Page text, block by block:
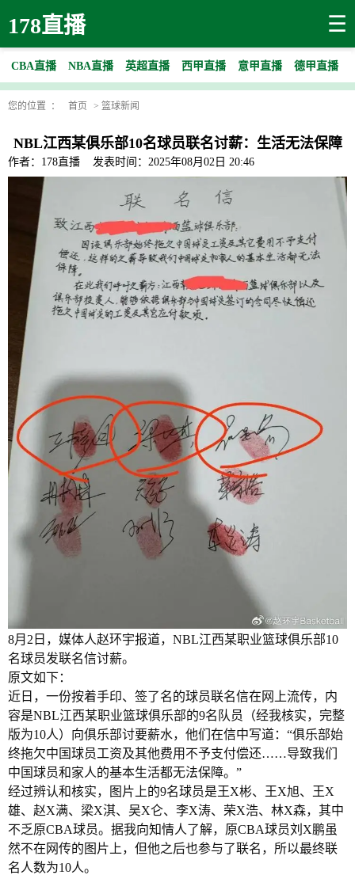
178直播 ☰
CBA直播 NBA直播 英超直播 西甲直播 意甲直播 德甲直播
您的位置 ： 首页 > 篮球新闻
NBL江西某俱乐部10名球员联名讨薪：生活无法保障
作者：178直播 发表时间：2025年08月02日 20:46
8月2日，媒体人赵环宇报道，NBL江西某职业篮球俱乐部10
名球员发联名信讨薪。
原文如下：
近日，一份按着手印、签了名的球员联名信在网上流传，内
容是NBL江西某职业篮球俱乐部的9名队员（经我核实，完整
版为10人）向俱乐部讨要薪水，他们在信中写道：“俱乐部始
终拖欠中国球员工资及其他费用不予支付偿还……导致我们
中国球员和家人的基本生活都无法保障。”
经过辨认和核实，图片上的9名球员是王X彬、王X旭、王X
雄、赵X满、梁X淇、吴X仑、李X涛、荣X浩、林X森，其中
不乏原CBA球员。据我向知情人了解，原CBA球员刘X鹏虽
然不在网传的图片上，但他之后也参与了联名，所以最终联
名人数为10人。